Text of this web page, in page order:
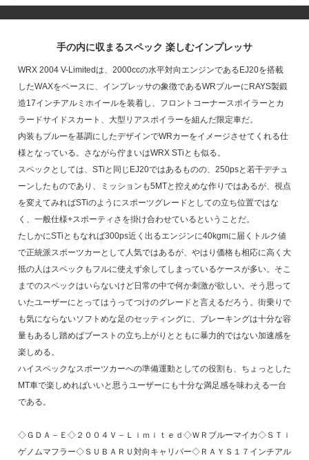
手の内に収まるスペック 楽しむインプレッサ
WRX 2004 V-Limitedは、2000ccの水平対向エンジンであるEJ20を搭載
したWAXをベースに、インプレッサの象徴であるWRブルーにRAYS製鍛
造17インチアルミホイールを装着し、フロントコーナースポイラーとカ
ラードサイドスカート、大型リアスポイラーを組んだ限定車だ。
内装もブルーを基調にしたデザインでWRカーをイメージさせてくれる仕
様となっている。さながら佇まいはWRX STiとも似る。
スペックとしては、STiと同じEJ20ではあるものの、250psと若干デチュ
ーンしたものであり、ミッションも5MTと控えめな作りではあるが、視点
を変えてみればSTiのようにスポーツグレードとしての立ち位置ではな
く、一般仕様+スポーティさを掛け合わせているということだ。
たしかにSTiともなれば300ps近く出るエンジンに40kgmに届くトルク値
で正統派スポーツカーとして人気ではあるが、やはり価格も相応に高く大
抵の人はスペックもフルに使えず余してしまっているケースが多い。そこ
までのスペックはいらないけど日常の中で何か刺激が欲しい。そう思って
いたユーザーにとってはうってつけのグレードと言えるだろう。街乗りで
も気にならないソフトめな足のセッティングに、ブレーキングは十分な容
量もあるし踏めばブーストの立ち上がりとともに暴力的ではない加速感を
楽しめる。
ハイスペックなスポーツカーへの準備運動としての役割も、ちょっとした
MT車で楽しめればいいと思うユーザーにも十分な満足感を味わえる一台
である。
◇ＧＤＡ－Ｅ◇２００４Ｖ－Ｌｉｍｉｔｅｄ◇ＷＲブルーマイカ◇ＳＴｉ
ゲノムマフラー◇ＳＵＢＡＲＵ対向キャリパー◇ＲＡＹＳ１７インチアル